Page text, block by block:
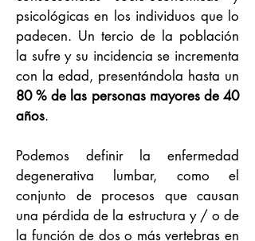
psicológicas en los individuos que lo
padecen. Un tercio de la población
la sufre y su incidencia se incrementa
con la edad, presentándola hasta un
80 % de las personas mayores de 40
años.
Podemos definir la enfermedad
degenerativa lumbar, como el
conjunto de procesos que causan
una pérdida de la estructura y / o de
la función de dos o más vertebras en